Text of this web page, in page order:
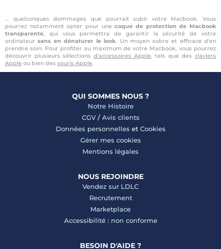
… quelconques dommages que pourrait subir votre Macbook. Vous
pourrez notamment opter pour unecoque de protection de Macbook
transparente, qui vous permettra de garantir la sécurité de votre
ordinateursans en dénaturer le look. Un moyen sobre et efficace d'en
prendre soin. Pour profiter au maximum de votre Macbook, vous pourrez
découvrir plusieurs sélections d'accessoires Apple, tels que des claviers
Apple ou bien des souris Apple.
QUI SOMMES NOUS ?
Notre Histoire
CGV/ Avis clients
Données personnelles et Cookies
Gérer mes cookies
Mentions légales
NOUS REJOINDRE
Vendez sur LDLC
Recrutement
Marketplace
Accessibilité : non conforme
BESOIN D'AIDE ?